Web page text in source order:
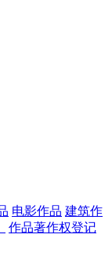
电影作品 建筑作
作品著作权登记